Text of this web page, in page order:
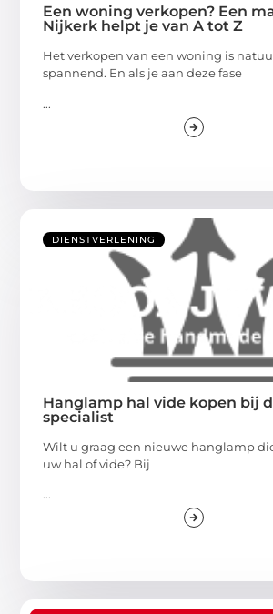
Een woning verkopen? Een
Nijkerk helpt je van A tot Z
Het verkopen van een woning is
spannend. En als je aan deze fase
...
DIENSTVERLENING
Hanglamp hal vide kopen bij
specialist
Wilt u graag een nieuwe hanglamp
uw hal of vide? Bij
...